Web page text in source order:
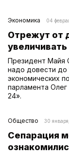
Экономика 04
Отрежут от
Президент Майя
надо довести до
экономических
парламента
24».
Общество 30
Сепарация